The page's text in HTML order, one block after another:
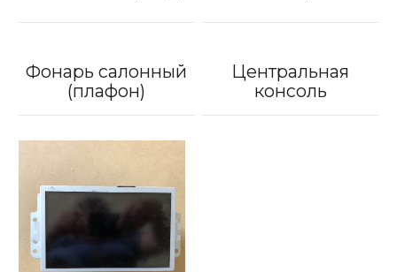
Фонарь салонный
(плафон)
Центральная
консоль